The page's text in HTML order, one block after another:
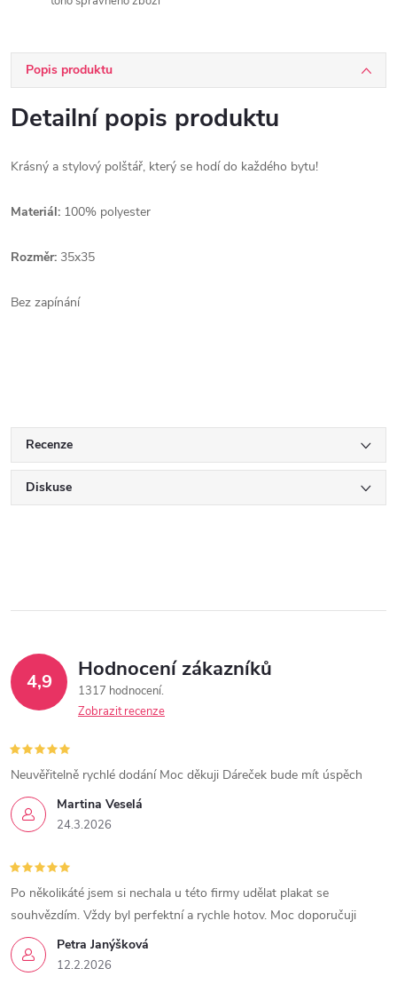
Popis produktu
Detailní popis produktu
Krásný a stylový polštář, který se hodí do každého bytu!
Materiál: 100% polyester
Rozměr: 35x35
Bez zapínání
Recenze
Diskuse
4,9 Hodnocení zákazníků
1317 hodnocení
Zobrazit recenze
Martina Veselá
24.3.2026
Neuvěřitelně rychlé dodání Moc děkuji Dáreček bude mít úspěch
Petra Janýšková
12.2.2026
Po několikáté jsem si nechala u této firmy udělat plakat se
souhvězdím. Vždy byl perfektní a rychle hotov. Moc doporučuji